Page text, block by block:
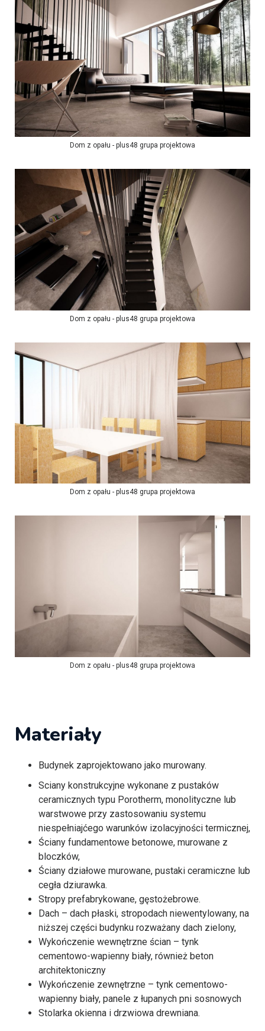
Dom z opału - plus48 grupa projektowa
Dom z opału - plus48 grupa projektowa
Dom z opału - plus48 grupa projektowa
Dom z opału - plus48 grupa projektowa
Materiały
Budynek zaprojektowano jako murowany.
Sciany konstrukcyjne wykonane z pustaków
ceramicznych typu Porotherm, monolityczne lub
warstwowe przy zastosowaniu systemu
niespełniajćego warunków izolacyjności termicznej,
Ściany fundamentowe betonowe, murowane z
bloczków,
Ściany działowe murowane, pustaki ceramiczne lub
cegła dziurawka.
Stropy prefabrykowane, gęstożebrowe.
Dach – dach płaski, stropodach niewentylowany, na
niższej części budynku rozważany dach zielony,
Wykończenie wewnętrzne ścian – tynk
cementowo-wapienny biały, również beton
architektoniczny
Wykończenie zewnętrzne – tynk cementowo-
wapienny biały, panele z łupanych pni sosnowych
Stolarka okienna i drzwiowa drewniana.